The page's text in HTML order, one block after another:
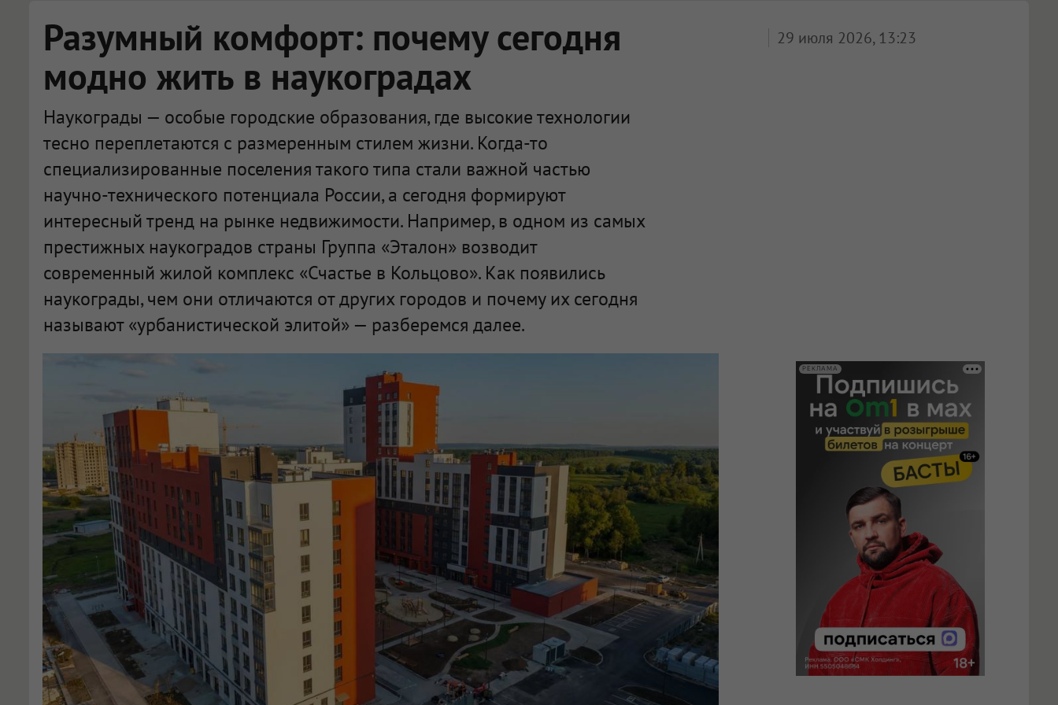
Разумный комфорт: почему сегодня
модно жить в наукоградах
Наукограды — особые городские образования, где высокие технологии
тесно переплетаются с размеренным стилем жизни. Когда-то
специализированные поселения такого типа стали важной частью
научно-технического потенциала России, а сегодня формируют
интересный тренд на рынке недвижимости. Например, в одном из самых
престижных наукоградов страны Группа «Эталон» возводит
современный жилой комплекс «Счастье в Кольцово». Как появились
наукограды, чем они отличаются от других городов и почему их сегодня
называют «урбанистической элитой» — разберемся далее.
29 июля 2026, 13:23
РЕКЛАМА